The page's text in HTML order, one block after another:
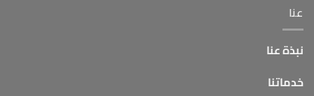
عنا
نبذة عنا
خدماتنا